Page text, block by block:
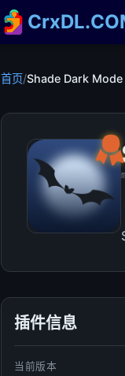
首页/Shade Dark Mode
插件信息
当前版本